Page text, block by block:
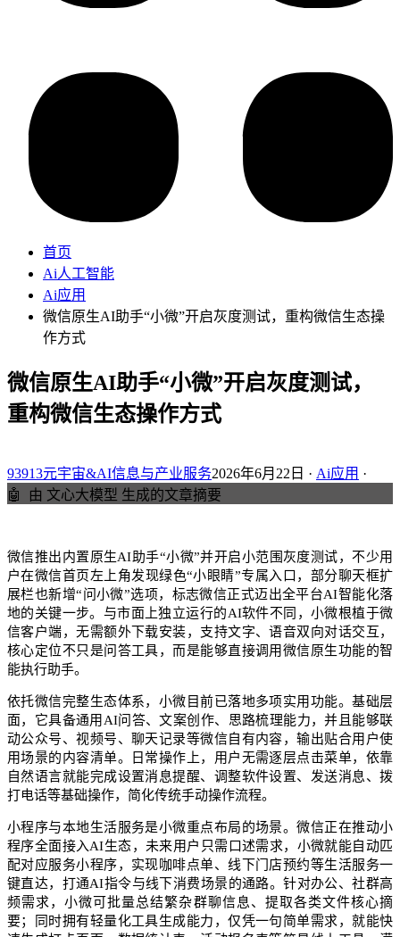
首页
Ai人工智能
Ai应用
微信原生AI助手“小微”开启灰度测试，重构微信生态操
作方式
微信原生AI助手“小微”开启灰度测试，
重构微信生态操作方式
93913元宇宙&AI信息与产业服务2026年6月22日 · Ai应用 ·
🤖
由 文心大模型 生成的文章摘要
微信推出内置原生AI助手“小微”并开启小范围灰度测试，不少用
户在微信首页左上角发现绿色“小眼睛”专属入口，部分聊天框扩
展栏也新增“问小微”选项，标志微信正式迈出全平台AI智能化落
地的关键一步。与市面上独立运行的AI软件不同，小微根植于微
信客户端，无需额外下载安装，支持文字、语音双向对话交互，
核心定位不只是问答工具，而是能够直接调用微信原生功能的智
能执行助手。
依托微信完整生态体系，小微目前已落地多项实用功能。基础层
面，它具备通用AI问答、文案创作、思路梳理能力，并且能够联
动公众号、视频号、聊天记录等微信自有内容，输出贴合用户使
用场景的内容清单。日常操作上，用户无需逐层点击菜单，依靠
自然语言就能完成设置消息提醒、调整软件设置、发送消息、拨
打电话等基础操作，简化传统手动操作流程。
小程序与本地生活服务是小微重点布局的场景。微信正在推动小
程序全面接入AI生态，未来用户只需口述需求，小微就能自动匹
配对应服务小程序，实现咖啡点单、线下门店预约等生活服务一
键直达，打通AI指令与线下消费场景的通路。针对办公、社群高
频需求，小微可批量总结繁杂群聊信息、提取各类文件核心摘
要；同时拥有轻量化工具生成能力，仅凭一句简单需求，就能快